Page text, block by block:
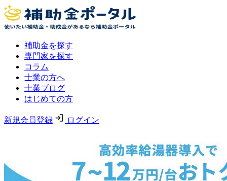
補助金を探す
専門家を探す
コラム
士業の方へ
士業ブログ
はじめての方
新規会員登録 ログイン